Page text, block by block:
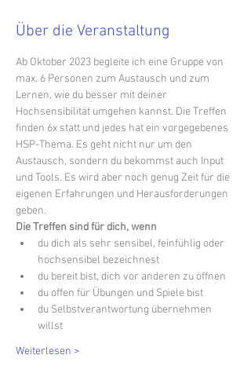
Über die Veranstaltung
Ab Oktober 2023 begleite ich eine Gruppe von
max. 6 Personen zum Austausch und zum
Lernen, wie du besser mit deiner
Hochsensibilität umgehen kannst. Die Treffen
finden 6x statt und jedes hat ein vorgegebenes
HSP-Thema. Es geht nicht nur um den
Austausch, sondern du bekommst auch Input
und Tools. Es wird aber noch genug Zeit für die
eigenen Erfahrungen und Herausforderungen
geben.
Die Treffen sind für dich, wenn
du dich als sehr sensibel, feinfühlig oder
hochsensibel bezeichnest
du bereit bist, dich vor anderen zu öffnen
du offen für Übungen und Spiele bist
du Selbstverantwortung übernehmen
willst
Weiterlesen >